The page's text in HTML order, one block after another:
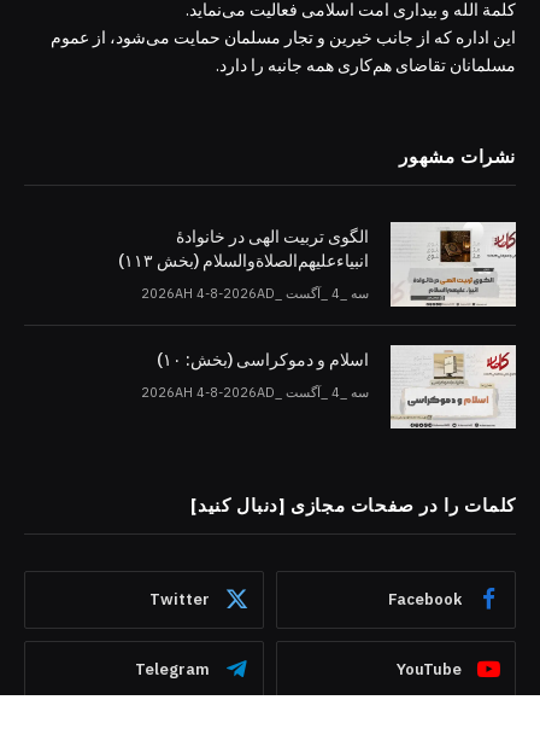
کلمة الله و بیداری امت اسلامی فعالیت می‌نماید.
این اداره که از جانب خیرین و تجار مسلمان حمایت می‌شود، از عموم
مسلمانان تقاضای هم‌کاری همه جانبه را دارد.
نشرات مشهور
الگوی تربیت الهی در خانوادۀ
انبیاءعلیهم‌الصلاةو‌السلام (بخش ۱۱۳)
سه _4 _آگست _2026AH 4-8-2026AD
اسلام و دموکراسی (بخش: ۱۰)
سه _4 _آگست _2026AH 4-8-2026AD
کلمات را در صفحات مجازی [دنبال کنید]
Facebook
Twitter
YouTube
Telegram